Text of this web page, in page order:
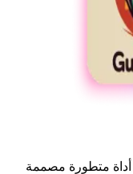
أداة متطورة مصممة